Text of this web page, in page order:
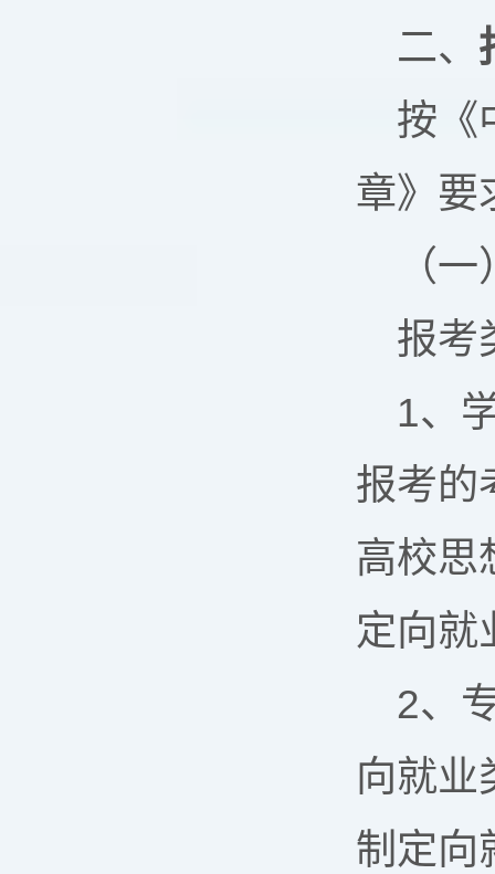
二、
按《
章》要
（
报考
1、
报考的
高校思
定向就
2、
向就业
制定向